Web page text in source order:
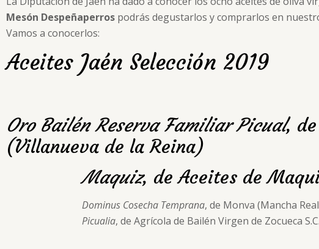
Mesón Despeñaperros podrás degustarlos y comprarlos en
Vamos a conocerlos:
Aceites Jaén Selección 2019
Oro Bailén Reserva Familiar Picual,
(Villanueva de la Reina)
Maquiz, de Aceites de
Dominus Cosecha Temprana, de Monva (Mancha
Picualia, de Agrícola de Bailén Virgen de Zocueca